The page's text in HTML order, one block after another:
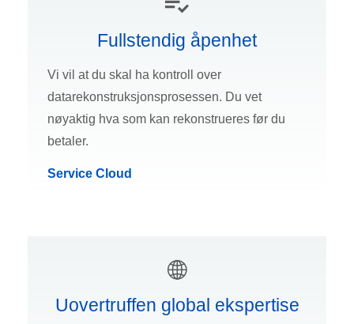
Fullstendig åpenhet
Vi vil at du skal ha kontroll over
datarekonstruksjonsprosessen. Du vet
nøyaktig hva som kan rekonstrueres før du
betaler.
Service Cloud
Uovertruffen global ekspertise